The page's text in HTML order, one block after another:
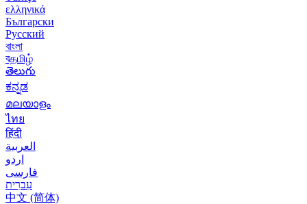
ελληνικά
Български
Русский
বাংলা
বதமிழ்
తెలుగు
ಕನ್ನಡ
മലയാളം
ไทย
हिंदी
العربية
اردو
فارسی
עִברִית
中文 (简体)